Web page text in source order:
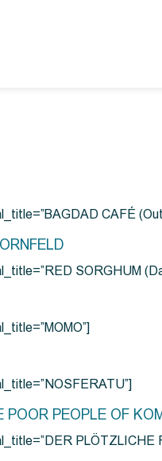
CAFÉ
SORGHUM
PEOPLE OF